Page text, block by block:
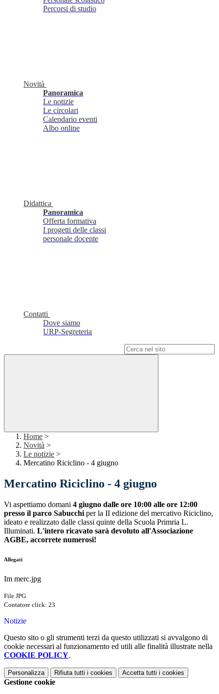
Percorsi di studio
Novità
Panoramica
Le notizie
Le circolari
Calendario eventi
Albo online
Didattica
Panoramica
Offerta formativa
I progetti delle classi
personale docente
Contatti
Dove siamo
URP-Segreteria
Home >
Novità >
Le notizie >
Mercatino Riciclino - 4 giugno
Mercatino Riciclino - 4 giugno
Vi aspettiamo domani 4 giugno dalle ore 10:00 alle ore 12:00
presso il parco Sabucchi per la II edizione del mercativo Riciclino,
ideato e realizzato dalle classi quinte della Scuola Primria L.
Illuminati. L'intero ricavato sarà devoluto all'Associazione
AGBE, accorrete numerosi!
Allegati
Im merc.jpg
File JPG
Contatore click: 23
Notizie
Questo sito o gli strumenti terzi da questo utilizzati si avvalgono di
cookie necessari al funzionamento ed utili alle finalità illustrate nella
COOKIE POLICY.
Personalizza Rifiuta tutti i cookies Accetta tutti i cookies
Gestione cookie